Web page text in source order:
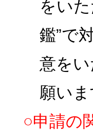
をい
鑑”で
意を
願いま
○申請の